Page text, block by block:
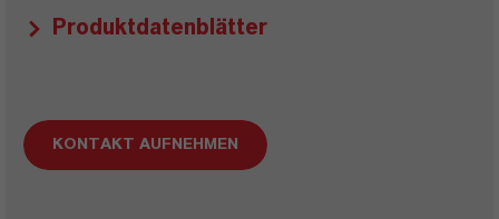
Produktdatenblätter
KONTAKT AUFNEHMEN